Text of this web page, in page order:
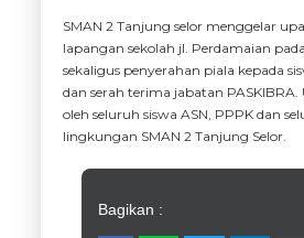
SMAN 2 Tanjung selor menggelar
lapangan sekolah jl. Perdamaian
sekaligus penyerahan piala kepada
dan serah terima jabatan
oleh seluruh siswa ASN, PPPK dan
lingkungan SMAN 2 Tanjung Selor.
Bagikan :